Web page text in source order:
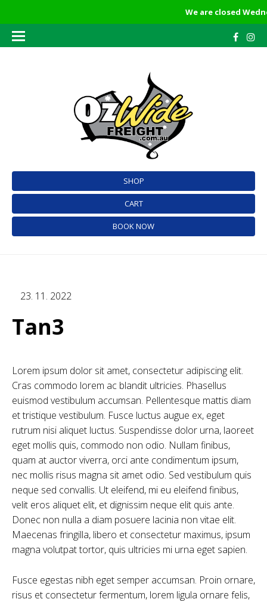
We are closed
SHOP
CART
BOOK NOW
23. 11. 2022
Tan3
Lorem ipsum dolor sit amet, consectetur adipiscing elit.
Cras commodo lorem ac blandit ultricies. Phasellus
euismod vestibulum accumsan. Pellentesque mattis diam
et tristique vestibulum. Fusce luctus augue ex, eget
rutrum nisi aliquet luctus. Suspendisse dolor urna, laoreet
eget mollis quis, commodo non odio. Nullam finibus,
quam at auctor viverra, orci ante condimentum ipsum,
nec mollis risus magna sit amet odio. Sed vestibulum quis
neque sed convallis. Ut eleifend, mi eu eleifend finibus,
velit eros aliquet elit, et dignissim neque elit quis ante.
Donec non nulla a diam posuere lacinia non vitae elit.
Maecenas fringilla, libero et consectetur maximus, ipsum
magna volutpat tortor, quis ultricies mi urna eget sapien.
Fusce egestas nibh eget semper accumsan. Proin ornare,
risus et consectetur fermentum, lorem ligula ornare felis,